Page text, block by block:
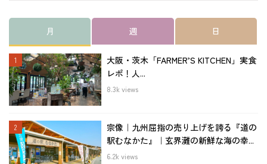
月 週 日
大阪・茨木「FARMER’S KITCHEN」実食
レポ！人...
8.3k views
宗像｜九州屈指の売り上げを誇る『道の
駅むなかた』｜玄界灘の新鮮な海の幸...
6.2k views